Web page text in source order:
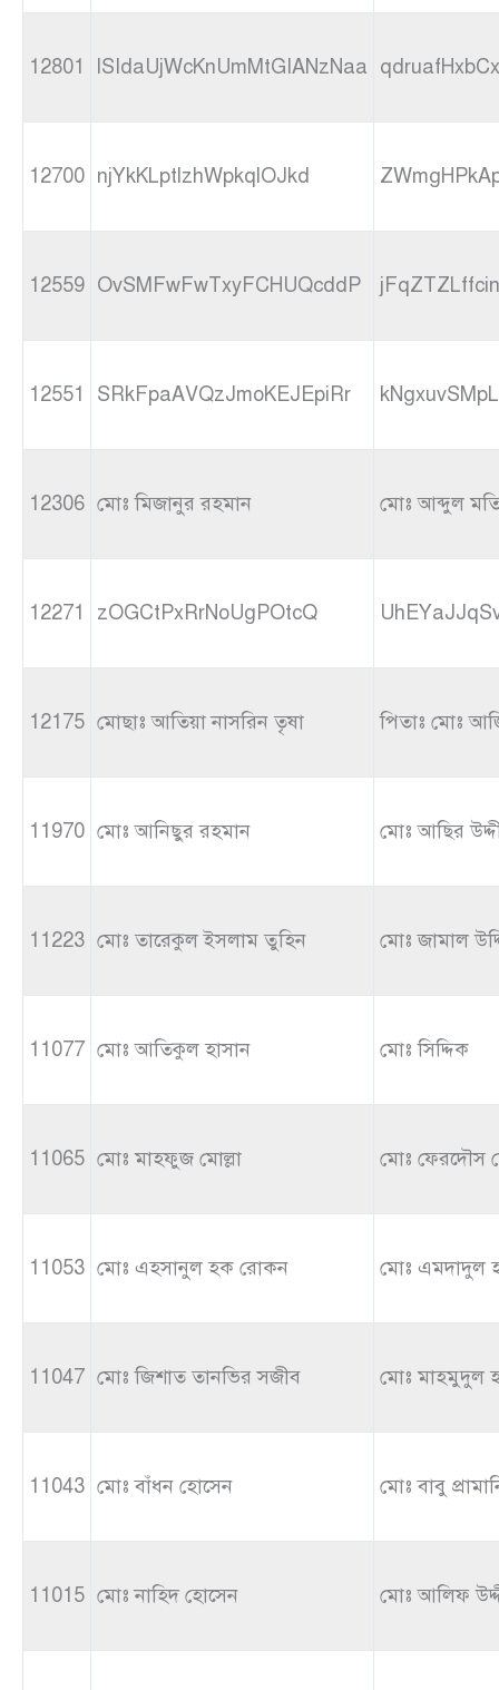
12801 lSIdaUjWcKnUmMtGIANzNaa
12700 njYkKLptlzhWpkqlOJkd
12559 OvSMFwFwTxyFCHUQcddP
12551 SRkFpaAVQzJmoKEJEpiRr
12306 মোঃ মিজানুর রহমান মোঃ আব্দুল
12271 zOGCtPxRrNoUgPOtcQ
12175 মোছাঃ আতিয়া নাসরিন তৃষা পিতাঃ মোঃ
11970 মোঃ আনিছুর রহমান মোঃ আছির
11223 মোঃ তারেকুল ইসলাম তুহিন মোঃ জামাল
11077 মোঃ আতিকুল হাসান মোঃ সিদ্দিক
11065 মোঃ মাহফুজ মোল্লা মোঃ ফেরদৌস
11053 মোঃ এহসানুল হক রোকন মোঃ এমদাদুল
11047 মোঃ জিশাত তানভির সজীব মোঃ মাহমুদুল
11043 মোঃ বাঁধন হোসেন মোঃ বাবু
11015 মোঃ নাহিদ হোসেন মোঃ আলিফ